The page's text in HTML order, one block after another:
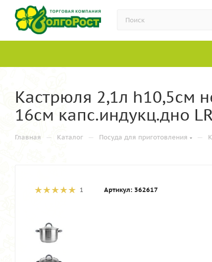
Кастрюля 2,1л h10,5см
16см капс.индукц.дно
Главная — Каталог — Посуда для приготовления —
1 Артикул: 362617